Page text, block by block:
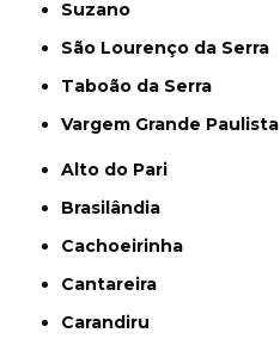
Suzano
São Lourenço da Serra
Taboão da Serra
Vargem Grande Paulista
Alto do Pari
Brasilândia
Cachoeirinha
Cantareira
Carandiru